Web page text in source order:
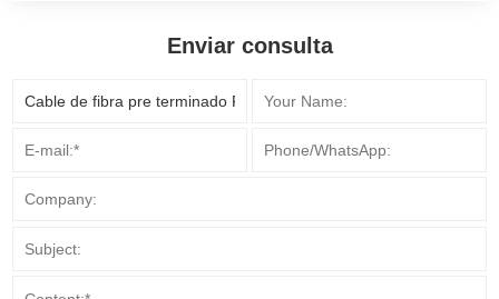
Enviar consulta